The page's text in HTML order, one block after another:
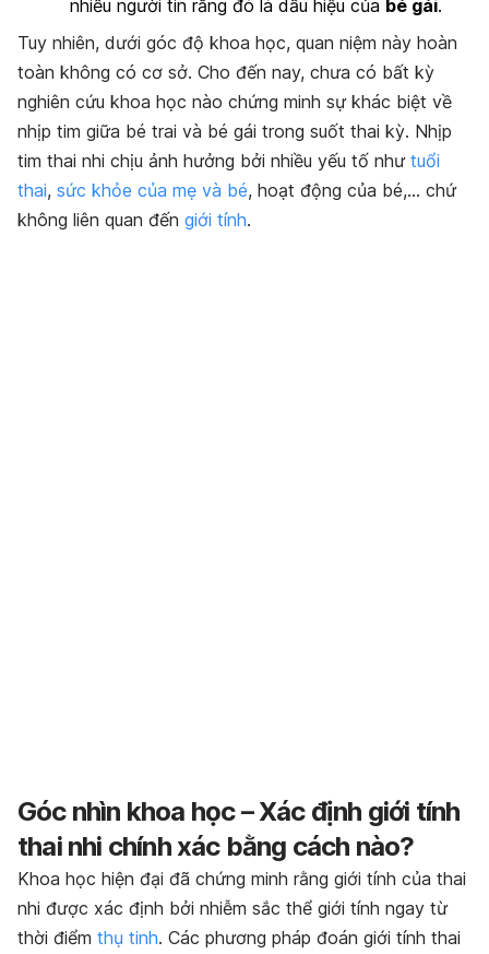
nhiều người tin rằng đó là dấu hiệu của bé gái.
Tuy nhiên, dưới góc độ khoa học, quan niệm này hoàn
toàn không có cơ sở. Cho đến nay, chưa có bất kỳ
nghiên cứu khoa học nào chứng minh sự khác biệt về
nhịp tim giữa bé trai và bé gái trong suốt thai kỳ. Nhịp
tim thai nhi chịu ảnh hưởng bởi nhiều yếu tố như tuổi
thai, sức khỏe của mẹ và bé, hoạt động của bé,… chứ
không liên quan đến giới tính.
Góc nhìn khoa học – Xác định giới tính
thai nhi chính xác bằng cách nào?
Khoa học hiện đại đã chứng minh rằng giới tính của thai
nhi được xác định bởi nhiễm sắc thể giới tính ngay từ
thời điểm thụ tinh. Các phương pháp đoán giới tính thai